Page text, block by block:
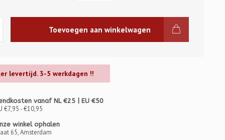
Toevoegen aan winkelwagen
levertijd. 3-5 werkdagen !!
vanaf NL €25 | EU €50
€7,95 - €10,95
winkel ophalen
65, Amsterdam